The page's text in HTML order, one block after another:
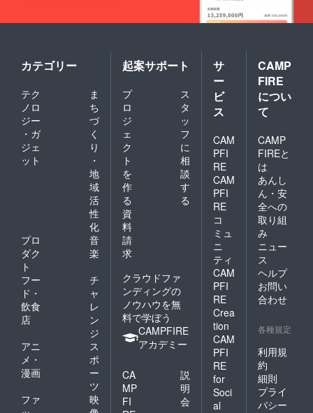
カテゴリー
テク
ノロ
ジー
・ガ
ジェ
ット
ま
ち
づ
く
り
・
地
域
活
性
化
プロ
ダク
ト
音
楽
フー
ド・
飲食
店
チ
ャ
レ
ン
ジ
アニ
メ・
漫画
ス
ポ
ー
ツ
ファ
映
起案サポート
プ
ロ
ジ
ェ
ク
ト
を
作
る
ス
タ
ッ
フ
に
相
談
す
る
資
料
請
求
クラウドファ
ンディングの
ノウハウを無
料で学ぼう
CAMPFIRE
アカデミー
CA
MP
FI
説
明
会
サ
ー
ビ
ス
CAM
PFI
RE
CAM
PFI
RE
コ
ミュ
ニ
ティ
CAM
PFI
RE
Crea
tion
CAM
PFI
RE
for
Soci
al
CAMP
FIRE
につい
て
CAMP
FIREと
は
あんし
ん・安
全への
取り組
み
ニュー
ス
ヘルプ
お問い
合わせ
各種規定
利用規
約
細則
プライ
バシー